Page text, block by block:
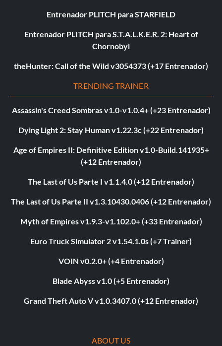
Entrenador PLITCH para STARFIELD
Entrenador PLITCH para S.T.A.L.K.E.R. 2: Heart of
Chornobyl
theHunter: Call of the Wild v3054373 (+17 Entrenador)
TRENDING TRAINER
Assassin's Creed Sombras v1.0-v1.0.4+ (+23 Entrenador)
Dying Light 2: Stay Human v1.22.3c (+22 Entrenador)
Age of Empires II: Definitive Edition v1.0-Build.141935+
(+12 Entrenador)
The Last of Us Parte I v1.1.4.0 (+12 Entrenador)
The Last of Us Parte II v1.3.10430.0406 (+12 Entrenador)
Myth of Empires v1.9.3-v1.102.0+ (+33 Entrenador)
Euro Truck Simulator 2 v1.54.1.0s (+7 Trainer)
VOIN v0.2.0+ (+4 Entrenador)
Blade Abyss v1.0 (+5 Entrenador)
Grand Theft Auto V v1.0.3407.0 (+12 Entrenador)
ABOUT US